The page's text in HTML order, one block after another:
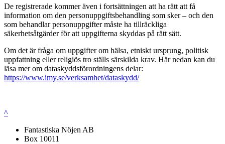
De registrerade kommer även i fortsättningen att ha rätt att få
information om den personuppgiftsbehandling som sker – och den
som behandlar personuppgifter måste ha tillräckliga
säkerhetsåtgärder för att uppgifterna skyddas på rätt sätt.
Om det är fråga om uppgifter om hälsa, etniskt ursprung, politisk
uppfattning eller religiös tro ställs särskilda krav. Här nedan kan du
läsa mer om dataskyddsförordningens delar:
https://www.imy.se/verksamhet/dataskydd/
^
Fantastiska Nöjen AB
Box 10011